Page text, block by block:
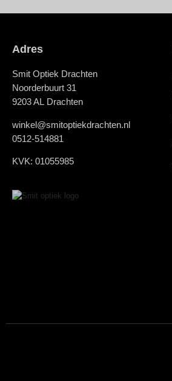
Adres
Smit Optiek Drachten
Noorderbuurt 31
9203 AL Drachten
winkel@smitoptiekdrachten.nl
0512-514881
KVK: 01055985